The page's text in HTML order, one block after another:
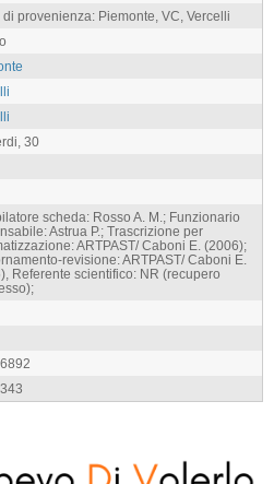
di provenienza: Piemonte, VC, Vercelli
30
scheda: Rosso A. M.; Funzionario
Astrua P.; Trascrizione per
ARTPAST/ Caboni E. (2006);
revisione: ARTPAST/ Caboni E.
Referente scientifico: NR (recupero